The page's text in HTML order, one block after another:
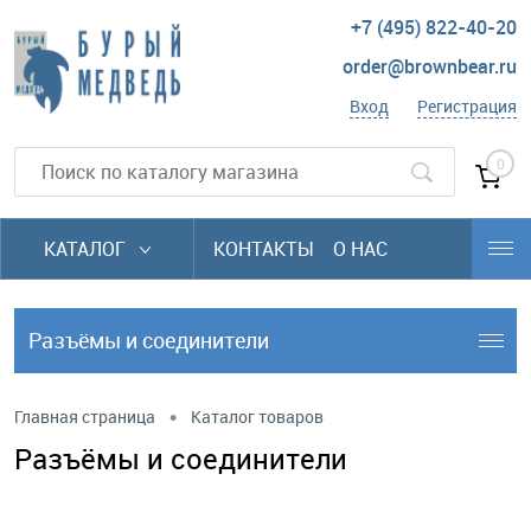
+7 (495) 822-40-20
order@brownbear.ru
Вход Регистрация
0
КАТАЛОГ КОНТАКТЫ О НАС
Разъёмы и соединители
Главная страница • Каталог товаров
Разъёмы и соединители